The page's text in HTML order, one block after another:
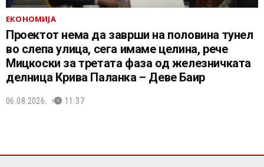
ЕКОНОМИЈА
Проектот нема да заврши на половина тунел
во слепа улица, сега имаме целина, рече
Мицкоски за третата фаза од железничката
делница Крива Паланка – Деве Баир
06.08.2026. 11:37